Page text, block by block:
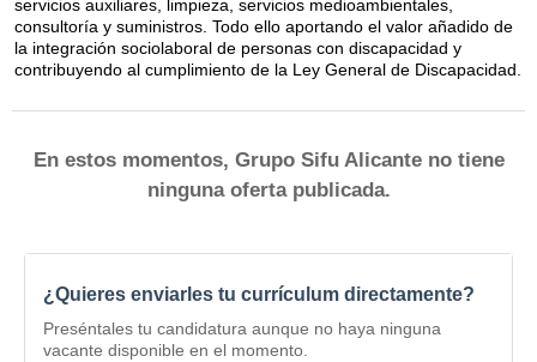
servicios auxiliares, limpieza, servicios medioambientales,
consultoría y suministros. Todo ello aportando el valor añadido de
la integración sociolaboral de personas con discapacidad y
contribuyendo al cumplimiento de la Ley General de Discapacidad.
En estos momentos, Grupo Sifu Alicante no tiene
ninguna oferta publicada.
¿Quieres enviarles tu currículum directamente?
Preséntales tu candidatura aunque no haya ninguna
vacante disponible en el momento.